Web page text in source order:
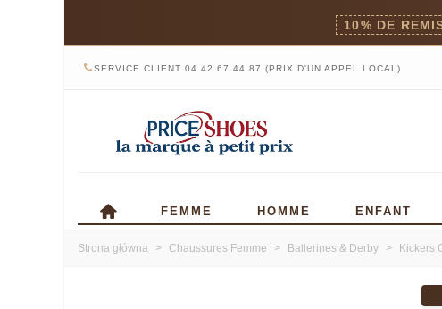
10% DE
SERVICE CLIENT 04 42 67 44 87 (PRIX D'UN APPEL LOCAL)
FEMME HOMME ENFANT
Strona główna > Chaussures Femme > Ballerines & Derby > Kickers